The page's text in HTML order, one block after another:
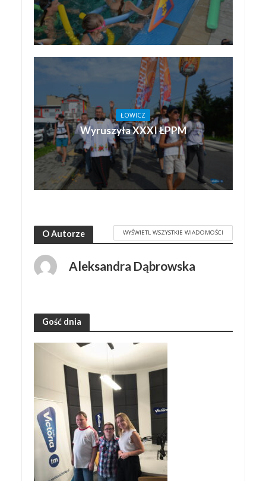
ŁOWICZ
Wyruszyła XXXI ŁPPM
O Autorze WYŚWIETL WSZYSTKIE WIADOMOŚCI
Aleksandra Dąbrowska
Gość dnia